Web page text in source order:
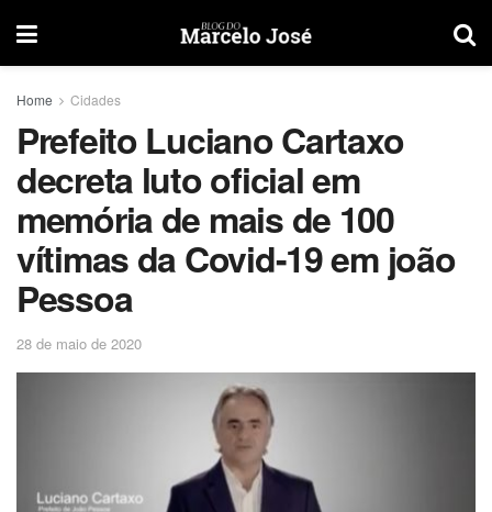
Home Cidades
Prefeito Luciano Cartaxo
decreta luto oficial em
memória de mais de 100
vítimas da Covid-19 em joão
Pessoa
28 de maio de 2020